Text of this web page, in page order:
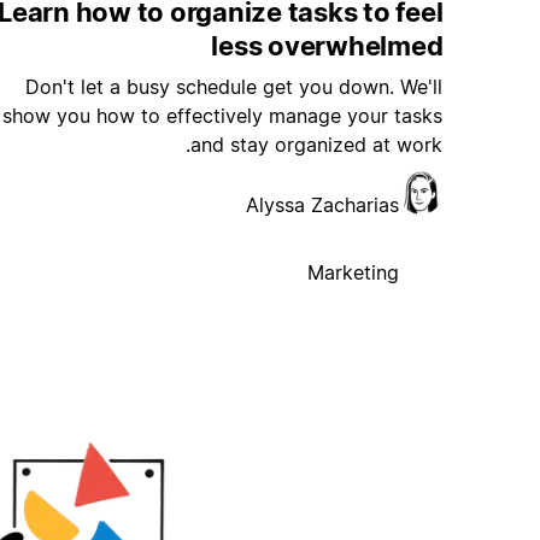
Learn how to organize tasks to feel
less overwhelmed
Don't let a busy schedule get you down. We'll
show you how to effectively manage your tasks
and stay organized at work.
Alyssa Zacharias
Marketing